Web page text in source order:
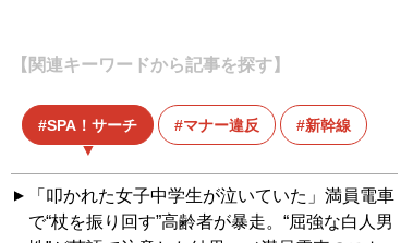
【関連キーワードから記事を探す】
SPA！サーチ マナー違反 新幹線
「叩かれた女子中学生が泣いていた」満員電車
で“杖を振り回す”高齢者が暴走。“屈強な白人男